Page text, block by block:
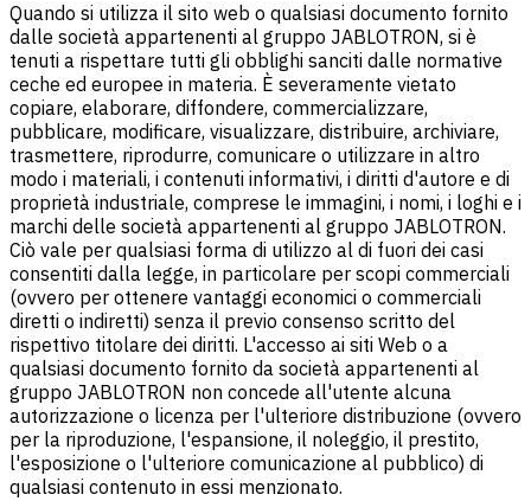
Quando si utilizza il sito web o qualsiasi documento fornito
dalle società appartenenti al gruppo JABLOTRON, si è
tenuti a rispettare tutti gli obblighi sanciti dalle normative
ceche ed europee in materia. È severamente vietato
copiare, elaborare, diffondere, commercializzare,
pubblicare, modificare, visualizzare, distribuire, archiviare,
trasmettere, riprodurre, comunicare o utilizzare in altro
modo i materiali, i contenuti informativi, i diritti d'autore e di
proprietà industriale, comprese le immagini, i nomi, i loghi e i
marchi delle società appartenenti al gruppo JABLOTRON.
Ciò vale per qualsiasi forma di utilizzo al di fuori dei casi
consentiti dalla legge, in particolare per scopi commerciali
(ovvero per ottenere vantaggi economici o commerciali
diretti o indiretti) senza il previo consenso scritto del
rispettivo titolare dei diritti. L'accesso ai siti Web o a
qualsiasi documento fornito da società appartenenti al
gruppo JABLOTRON non concede all'utente alcuna
autorizzazione o licenza per l'ulteriore distribuzione (ovvero
per la riproduzione, l'espansione, il noleggio, il prestito,
l'esposizione o l'ulteriore comunicazione al pubblico) di
qualsiasi contenuto in essi menzionato.